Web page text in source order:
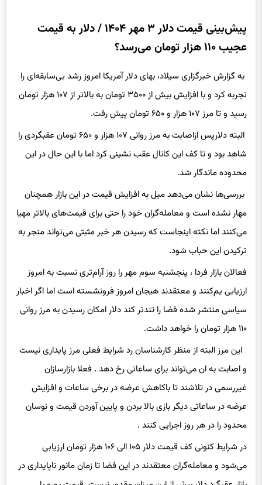
پیش‌بینی قیمت دلار ۳ مهر ۱۴۰۴ / دلار به قیمت
عجیب ۱۱۰ هزار تومان می‌رسد؟
به گزارش خبرگزاری سیلاد، بهای دلار آمریکا امروز رشد بی‌سابقه‌ای را
تجربه کرد و با افزایش بیش از ۳۵۰۰ تومان به بالاتر از ۱۰۷ هزار تومان
رسید و تا مرز ۱۰۷ هزار و ۶۵۰ تومان پیش رفت.
البته دلارپس ازاصابت به مرز روانی ۱۰۷ هزار و ۶۵۰ تومان عقبگردی را
شاهد بود و تا کف این کانال عقب نشینی کرد اما با این حال در این
محدوده ماندگار شد.
بررسی‌ها نشان می‌دهد میل به افزایش قیمت در این بازار همچنان
مهار نشده است و معامله‌گران خود را حتی برای قیمت‌های بالاتر مهیا
می‌کنند اما نکته اینجاست که رسیدن هر خبر مثبتی می‌تواند منجر به
ترکیدن این حباب شود.
فعالان بازار فردا ، پنجشنبه سوم مهر را روز آرام‌تری نسبت به امروز
ارزیابی یم‌کنند و معتقدند هیجان امروز فرونشسته است اما اگر اخبار
سیاسی منتشر شده فضا را تندتر کند دلار امکان رسیدن به مرز روانی
۱۱۰ هزار تومان را خواهد داشت.
این مرز البته از منظر کارشناسان رد شرایط فعلی مرز پایداری نیست
و اصابت به ان می‌تواند برای ساعاتی رخ دهد . فعلا بازارسازان
غیررسمی در تلاشند تا باکاهش عرضه در برخی ساعات و افزایش
عرضه در ساعاتی دیگر بازی بالا بردن و پایین آوردن قیمت و نوسان
محدود را در هر روز اجرایی کنند .
در شرایط کنونی کف قیمت دلار ۱۰۵ الی ۱۰۶ هزار تومان ارزیابی
می‌شود و معامله‌گران معتقدند در این فضا تا زمان مانور ناپایداری در